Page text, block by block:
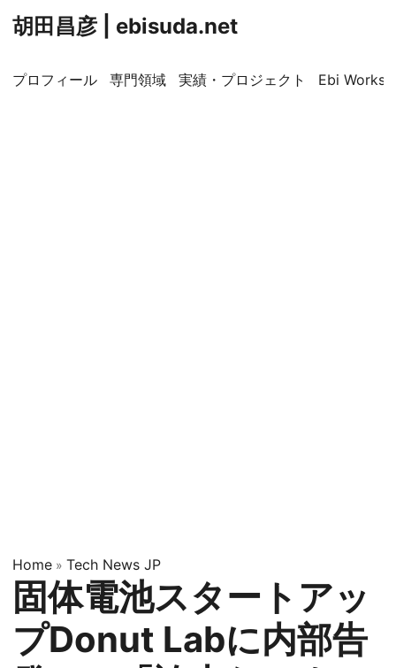
胡田昌彦 | ebisuda.net
プロフィール 専門領域 実績・プロジェクト Ebi
Home » Tech News JP
固体電池スタートアッ
プDonut Labに内部告